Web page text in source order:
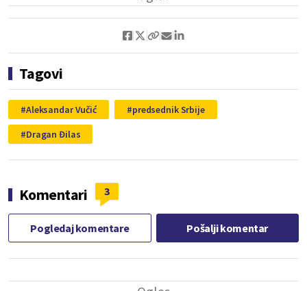
Tagovi
Aleksandar Vučić
predsednik Srbije
Dragan Đilas
Komentari 3
Pogledaj komentare Pošalji komentar